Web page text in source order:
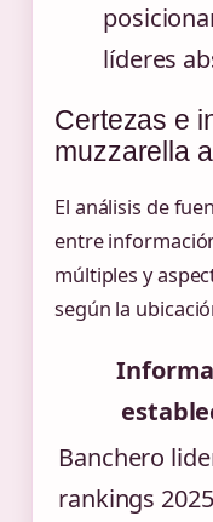
líderes
Certezas e
muzzarella
El análisis de
entre
múltiples y
según la
Banchero
rankings